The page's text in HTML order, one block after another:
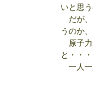
いと思
だが、
うのか、
原子力
と・・・
一人一